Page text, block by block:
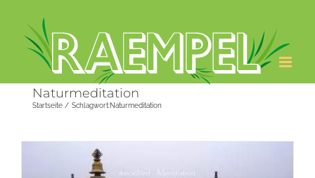
springen
Naturmeditation
Startseite Schlagwort:Naturmeditation